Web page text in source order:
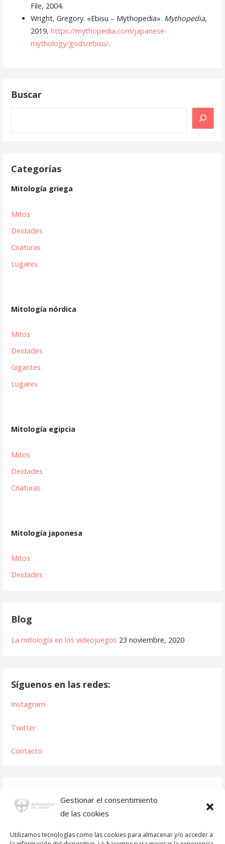
Gestionar el consentimiento
de las cookies
Utilizamos tecnologías como las cookies para almacenar y/o acceder a
File, 2004.
Wright, Gregory. «Ebisu – Mythopedia». Mythopedia,
2019, https://mythopedia.com/japanese-
mythology/gods/ebisu/.
Buscar
Categorías
Mitología griega
Mitos
Deidades
Criaturas
Lugares
Mitología nórdica
Mitos
Deidades
Gigantes
Lugares
Mitología egipcia
Mitos
Deidades
Criaturas
Mitología japonesa
Mitos
Deidades
Blog
La mitología en los videojuegos 23 noviembre, 2020
Síguenos en las redes:
Instagram
Twitter
Contacto